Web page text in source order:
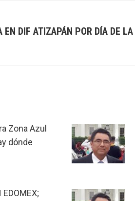
EN DIF ATIZAPÁN POR DÍA DE LA
Zona Azul
dónde
EDOMEX;